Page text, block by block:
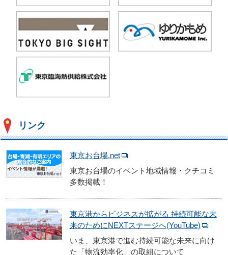
リンク
東京お台場.net
東京お台場のイベント地域情報・クチコミ
多数掲載！
東京港からビジネスが拡がる 持続可能な未
来のためにNEXTステージへ(YouTube)
いま、東京港で進む持続可能な未来に向け
た「物流効率化」の取組について